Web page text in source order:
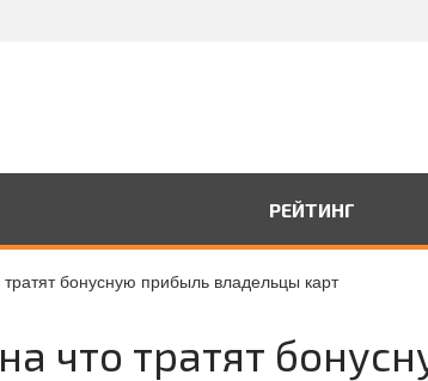
РЕЙТИНГ
бонусную прибыль владельцы карт
что тратят